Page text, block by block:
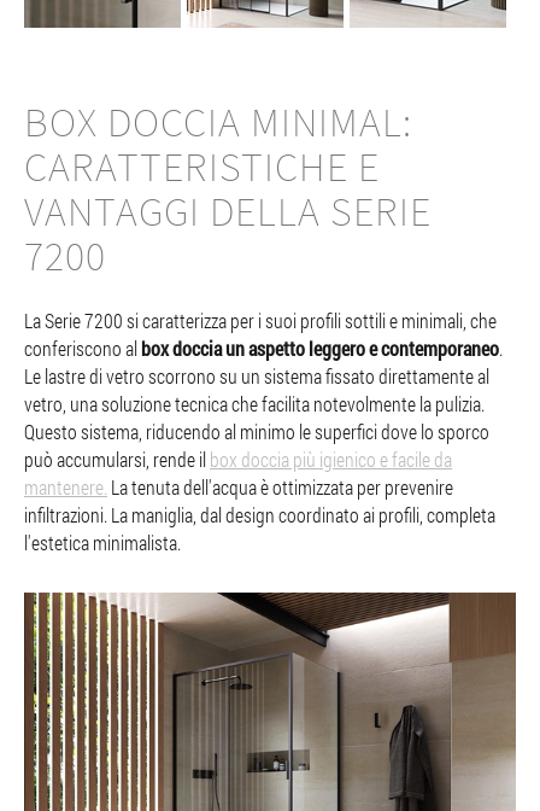
BOX DOCCIA MINIMAL:
CARATTERISTICHE E
VANTAGGI DELLA SERIE
7200
La Serie 7200 si caratterizza per i suoi profili sottili e minimali, che
conferiscono albox doccia un aspetto leggero e contemporaneo.
Le lastre di vetro scorrono su un sistema fissato direttamente al
vetro, una soluzione tecnica che facilita notevolmente la pulizia.
Questo sistema, riducendo al minimo le superfici dove lo sporco
può accumularsi, rende ilbox doccia più igienico e facile da
mantenere. La tenuta dell'acqua è ottimizzata per prevenire
infiltrazioni. La maniglia, dal design coordinato ai profili, completa
l'estetica minimalista.